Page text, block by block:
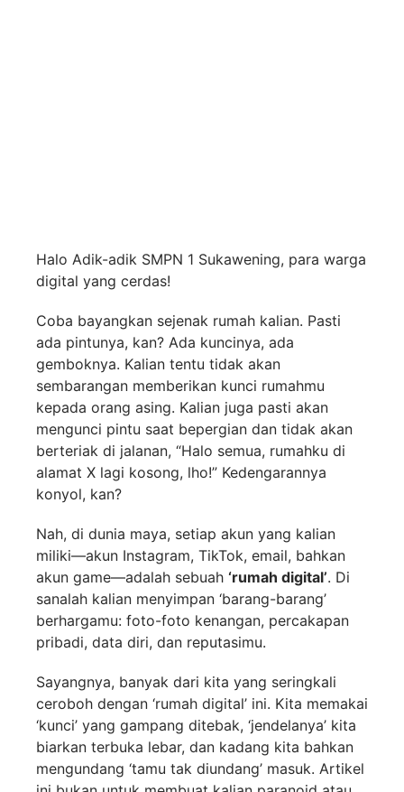
Halo Adik-adik SMPN 1 Sukawening, para warga
digital yang cerdas!
Coba bayangkan sejenak rumah kalian. Pasti
ada pintunya, kan? Ada kuncinya, ada
gemboknya. Kalian tentu tidak akan
sembarangan memberikan kunci rumahmu
kepada orang asing. Kalian juga pasti akan
mengunci pintu saat bepergian dan tidak akan
berteriak di jalanan, “Halo semua, rumahku di
alamat X lagi kosong, lho!” Kedengarannya
konyol, kan?
Nah, di dunia maya, setiap akun yang kalian
miliki—akun Instagram, TikTok, email, bahkan
akun game—adalah sebuah ‘rumah digital’. Di
sanalah kalian menyimpan ‘barang-barang’
berhargamu: foto-foto kenangan, percakapan
pribadi, data diri, dan reputasimu.
Sayangnya, banyak dari kita yang seringkali
ceroboh dengan ‘rumah digital’ ini. Kita memakai
‘kunci’ yang gampang ditebak, ‘jendelanya’ kita
biarkan terbuka lebar, dan kadang kita bahkan
mengundang ‘tamu tak diundang’ masuk. Artikel